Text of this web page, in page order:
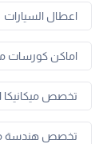
اعطال السيارات
اماكن كورسات
تخصص ميكانيكا
تخصص هندسة